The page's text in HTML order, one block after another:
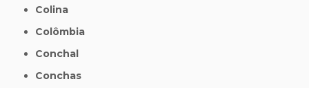
Colina
Colômbia
Conchal
Conchas